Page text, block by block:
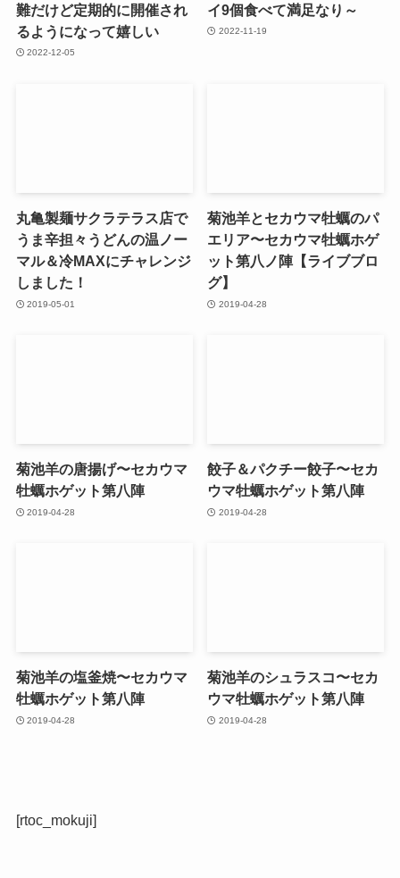
難だけど定期的に開催され
るようになって嬉しい
2022-12-05
イ9個食べて満足なり～
2022-11-19
丸亀製麺サクラテラス店で
うま辛担々うどんの温ノー
マル＆冷MAXにチャレンジ
しました！
2019-05-01
菊池羊とセカウマ牡蠣のパ
エリア〜セカウマ牡蠣ホゲ
ット第八ノ陣【ライブブロ
グ】
2019-04-28
菊池羊の唐揚げ〜セカウマ
牡蠣ホゲット第八陣
2019-04-28
餃子＆パクチー餃子〜セカ
ウマ牡蠣ホゲット第八陣
2019-04-28
菊池羊の塩釜焼〜セカウマ
牡蠣ホゲット第八陣
2019-04-28
菊池羊のシュラスコ〜セカ
ウマ牡蠣ホゲット第八陣
2019-04-28
[rtoc_mokuji]